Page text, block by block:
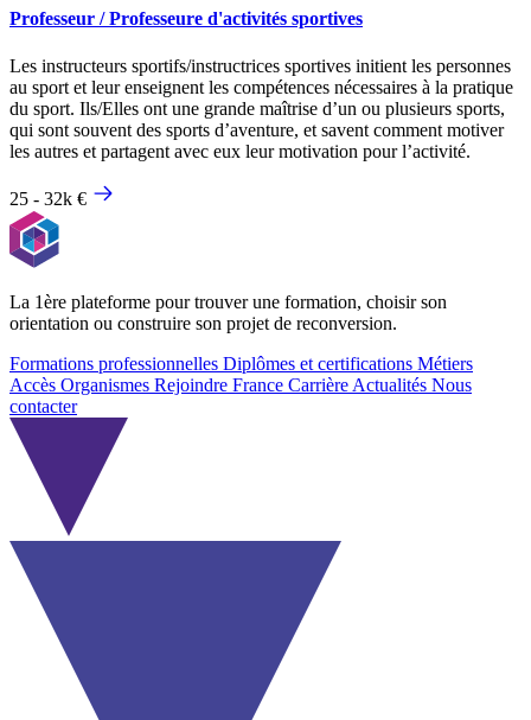
Professeur / Professeure d'activités sportives
Les instructeurs sportifs/instructrices sportives initient les personnes
au sport et leur enseignent les compétences nécessaires à la pratique
du sport. Ils/Elles ont une grande maîtrise d’un ou plusieurs sports,
qui sont souvent des sports d’aventure, et savent comment motiver
les autres et partagent avec eux leur motivation pour l’activité.
25 - 32k €
La 1ère plateforme pour trouver une formation, choisir son
orientation ou construire son projet de reconversion.
Formations professionnelles Diplômes et certifications Métiers
Accès Organismes Rejoindre France Carrière Actualités Nous
contacter